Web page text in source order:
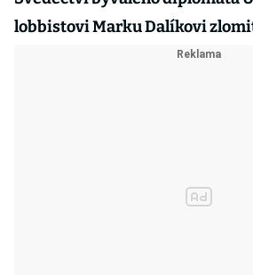
lobbistovi Marku Dalíkovi